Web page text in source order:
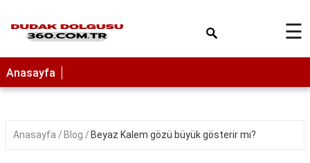
☰
Anasayfa
Anasayfa Blog Beyaz Kalem gözü büyük gösterir mi?